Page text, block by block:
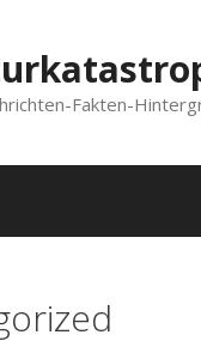
Fakten-